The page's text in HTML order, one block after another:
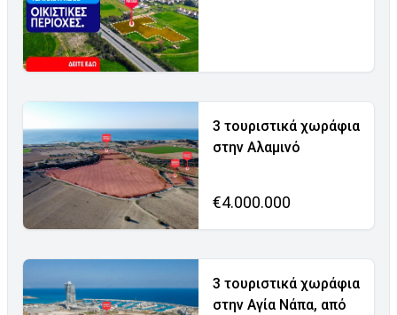
3 τουριστικά χωράφια
στην Αλαμινό
€4.000.000
3 τουριστικά χωράφια
στην Αγία Νάπα, από